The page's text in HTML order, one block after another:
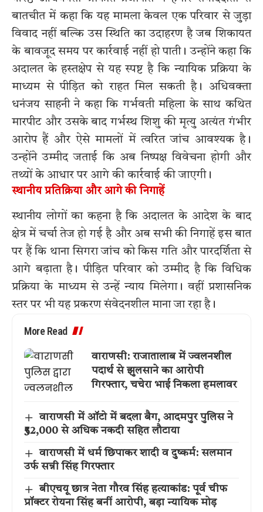
बातचीत में कहा कि यह मामला केवल एक परिवार से जुड़ा
विवाद नहीं बल्कि उस स्थिति का उदाहरण है जब शिकायत
के बावजूद समय पर कार्रवाई नहीं हो पाती। उन्होंने कहा कि
अदालत के हस्तक्षेप से यह स्पष्ट है कि न्यायिक प्रक्रिया के
माध्यम से पीड़ित को राहत मिल सकती है। अधिवक्ता
धनंजय साहनी ने कहा कि गर्भवती महिला के साथ कथित
मारपीट और उसके बाद गर्भस्थ शिशु की मृत्यु अत्यंत गंभीर
आरोप हैं और ऐसे मामलों में त्वरित जांच आवश्यक है।
उन्होंने उम्मीद जताई कि अब निष्पक्ष विवेचना होगी और
तथ्यों के आधार पर आगे की कार्रवाई की जाएगी।
स्थानीय प्रतिक्रिया और आगे की निगाहें
स्थानीय लोगों का कहना है कि अदालत के आदेश के बाद
क्षेत्र में चर्चा तेज हो गई है और अब सभी की निगाहें इस बात
पर हैं कि थाना सिगरा जांच को किस गति और पारदर्शिता से
आगे बढ़ाता है। पीड़ित परिवार को उम्मीद है कि विधिक
प्रक्रिया के माध्यम से उन्हें न्याय मिलेगा। वहीं प्रशासनिक
स्तर पर भी यह प्रकरण संवेदनशील माना जा रहा है।
More Read
वाराणसी: राजातालाब में ज्वलनशील
पदार्थ से झुलसाने का आरोपी
गिरफ्तार, चचेरा भाई निकला हमलावर
वाराणसी में ऑटो में बदला बैग, आदमपुर पुलिस ने
₹52,000 से अधिक नकदी सहित लौटाया
वाराणसी में धर्म छिपाकर शादी व दुष्कर्म: सलमान
उर्फ सन्नी सिंह गिरफ्तार
बीएचयू छात्र नेता गौरव सिंह हत्याकांड: पूर्व चीफ
प्रॉक्टर रोयना सिंह बनीं आरोपी, बड़ा न्यायिक मोड़